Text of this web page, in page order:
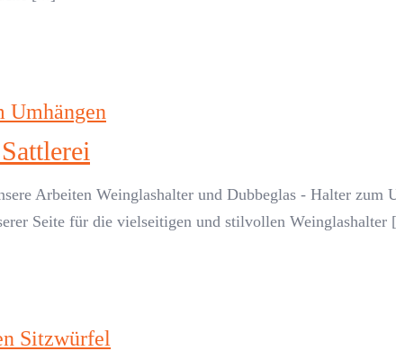
Umhängen
Arbeiten Weinglashalter und Dubbeglas - Halter zum
Seite für die vielseitigen und stilvollen Weinglashalter
Sitzwürfel